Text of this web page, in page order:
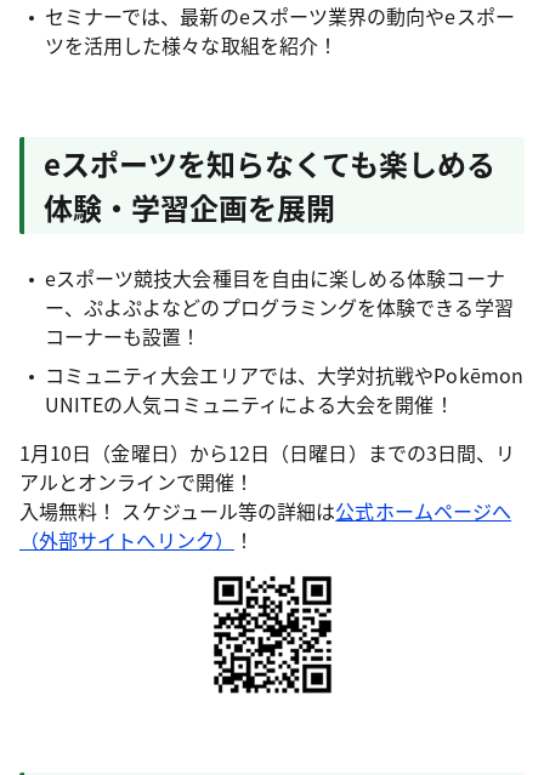
セミナーでは、最新のeスポーツ業界の動向やeスポー
ツを活用した様々な取組を紹介！
eスポーツを知らなくても楽しめる
体験・学習企画を展開
eスポーツ競技大会種目を自由に楽しめる体験コーナ
ー、ぷよぷよなどのプログラミングを体験できる学習
コーナーも設置！
コミュニティ大会エリアでは、大学対抗戦やPokēmon
UNITEの人気コミュニティによる大会を開催！
1月10日（金曜日）から12日（日曜日）までの3日間、リ
アルとオンラインで開催！
入場無料！ スケジュール等の詳細は公式ホームページへ
（外部サイトへリンク）
！